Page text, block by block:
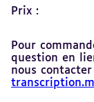
Prix :
Pour
question en
nous